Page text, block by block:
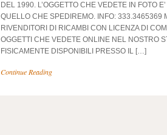
DEL 1990. L’OGGETTO CHE VEDETE IN FOTO
QUELLO CHE SPEDIREMO. INFO: 333.3465369
RIVENDITORI DI RICAMBI CON LICENZA DI
OGGETTI CHE VEDETE ONLINE NEL NOSTRO
FISICAMENTE DISPONIBILI PRESSO IL […]
Continue Reading